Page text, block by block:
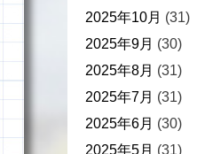
2025年10月 (31)
2025年9月 (30)
2025年8月 (31)
2025年7月 (31)
2025年6月 (30)
2025年5月 (31)